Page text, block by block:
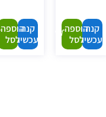
קנה
עכשיו
הוספה
לסל
קנה
עכשיו
הוספה
לסל